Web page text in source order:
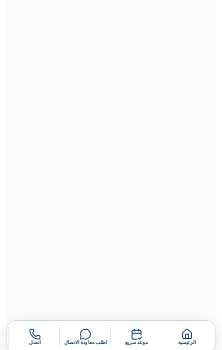
الرئيسية موعد سريع اطلب معاودة الاتصال اتصل